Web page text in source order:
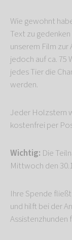
Wie gewohnt
Text zu
unserem Film
jedoch auf ca. 75
jedes Tier die
werden.
Jeder Holzstern
kostenfrei per
Wichtig: Die
Mittwoch den
Ihre Spende
und hilft bei der
Assistenzhunden